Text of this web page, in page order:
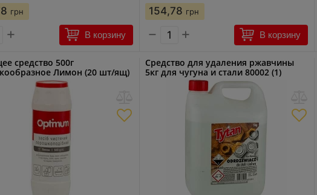
грн
+ В корзину
154,78 грн
− + В корзину
средство 500г
Лимон (20 шт/ящ)
4702, 0299
Средство для удаления ржавчины
5кг для чугуна и стали 80002 (1)